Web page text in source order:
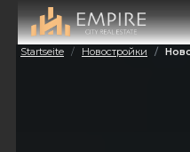
Startseite Новостройки